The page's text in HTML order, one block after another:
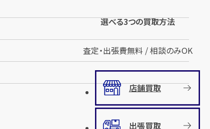
選べる3つの買取方法
査定・出張費無料 / 相談のみOK
店舗買取
出張買取